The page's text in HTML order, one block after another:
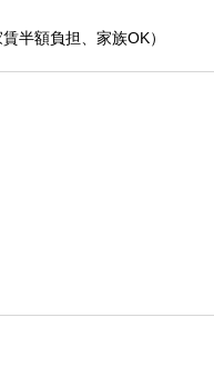
半額負担、家族OK）